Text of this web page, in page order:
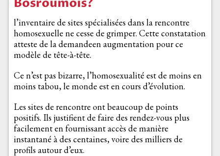
l’inventaire de sites spécialisées dans la rencontre
homosexuelle ne cesse de grimper. Cette constatation
atteste de la demandeen augmentation pour ce
modèle de tête-à-tête.
Ce n’est pas bizarre, l’homosexualité est de moins en
moins tabou, le monde est en cours d’évolution.
Les sites de rencontre ont beaucoup de points
positifs. Ils justifient de faire des rendez-vous plus
facilement en fournissant accès de manière
instantané à des centaines, voire des milliers de
profils autour d’eux.